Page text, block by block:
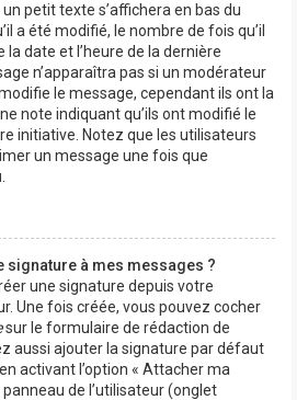
petit texte s’affichera en bas du
a été modifié, le nombre de fois qu’il
date et l’heure de la dernière
n’apparaîtra pas si un modérateur
le message, cependant ils ont la
note indiquant qu’ils ont modifié le
initiative. Notez que les utilisateurs
un message une fois que
signature à mes messages ?
une signature depuis votre
Une fois créée, vous pouvez cocher
sur le formulaire de rédaction de
aussi ajouter la signature par défaut
activant l’option « Attacher ma
de l’utilisateur (onglet